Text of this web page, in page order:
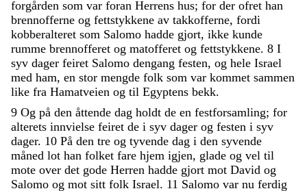
forgården som var foran Herrens hus; for der ofret han
brennofferne og fettstykkene av takkofferne, fordi
kobberalteret som Salomo hadde gjort, ikke kunde
rumme brennofferet og matofferet og fettstykkene. 8 I
syv dager feiret Salomo dengang festen, og hele Israel
med ham, en stor mengde folk som var kommet sammen
like fra Hamatveien og til Egyptens bekk.
9 Og på den åttende dag holdt de en festforsamling; for
alterets innvielse feiret de i syv dager og festen i syv
dager. 10 På den tre og tyvende dag i den syvende
måned lot han folket fare hjem igjen, glade og vel til
mote over det gode Herren hadde gjort mot David og
Salomo og mot sitt folk Israel. 11 Salomo var nu ferdig